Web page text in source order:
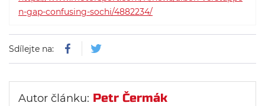
n-gap-confusing-sochi/4882234/
Sdílejte na:
Autor článku: Petr Čermák